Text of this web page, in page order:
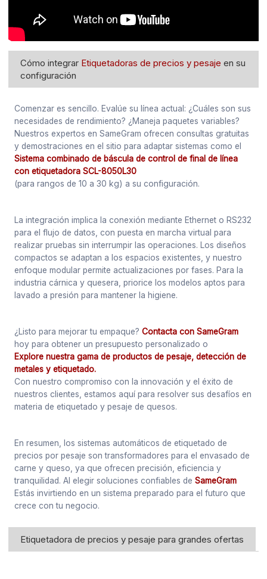
Cómo integrar Etiquetadoras de precios y pesaje en su
configuración
Comenzar es sencillo. Evalúe su línea actual: ¿Cuáles son sus
necesidades de rendimiento? ¿Maneja paquetes variables?
Nuestros expertos en SameGram ofrecen consultas gratuitas
y demostraciones en el sitio para adaptar sistemas como el
Sistema combinado de báscula de control de final de línea
con etiquetadora SCL-8050L30
(para rangos de 10 a 30 kg) a su configuración.
La integración implica la conexión mediante Ethernet o RS232
para el flujo de datos, con puesta en marcha virtual para
realizar pruebas sin interrumpir las operaciones. Los diseños
compactos se adaptan a los espacios existentes, y nuestro
enfoque modular permite actualizaciones por fases. Para la
industria cárnica y quesera, priorice los modelos aptos para
lavado a presión para mantener la higiene.
¿Listo para mejorar tu empaque?Contacta con SameGram
hoy para obtener un presupuesto personalizado o
Explore nuestra gama de productos de pesaje, detección de
metales y etiquetado.
Con nuestro compromiso con la innovación y el éxito de
nuestros clientes, estamos aquí para resolver sus desafíos en
materia de etiquetado y pesaje de quesos.
En resumen, los sistemas automáticos de etiquetado de
precios por pesaje son transformadores para el envasado de
carne y queso, ya que ofrecen precisión, eficiencia y
tranquilidad. Al elegir soluciones confiables deSameGram
Estás invirtiendo en un sistema preparado para el futuro que
crece con tu negocio.
Etiquetadora de precios y pesaje para grandes ofertas